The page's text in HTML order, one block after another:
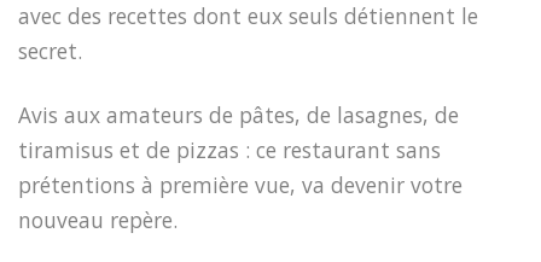
avec des recettes dont eux seuls détiennent le
secret.
Avis aux amateurs de pâtes, de lasagnes, de
tiramisus et de pizzas : ce restaurant sans
prétentions à première vue, va devenir votre
nouveau repère.